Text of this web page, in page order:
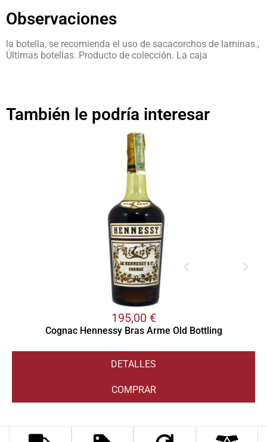
Observaciones
la botella, se recomienda el uso de sacacorchos de laminas.,
Últimas botellas. Producto de colección. La caja
También le podría interesar
195,00 €
Cognac Hennessy Bras Arme Old Bottling
DETALLES
COMPRAR